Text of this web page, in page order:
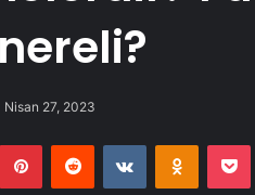
Nisan 27, 2023
PinterestReddit VKontakte